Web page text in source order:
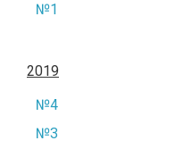
№1
2019
№4
№3